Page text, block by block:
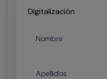
Digitalización
Nombre
Apellidos